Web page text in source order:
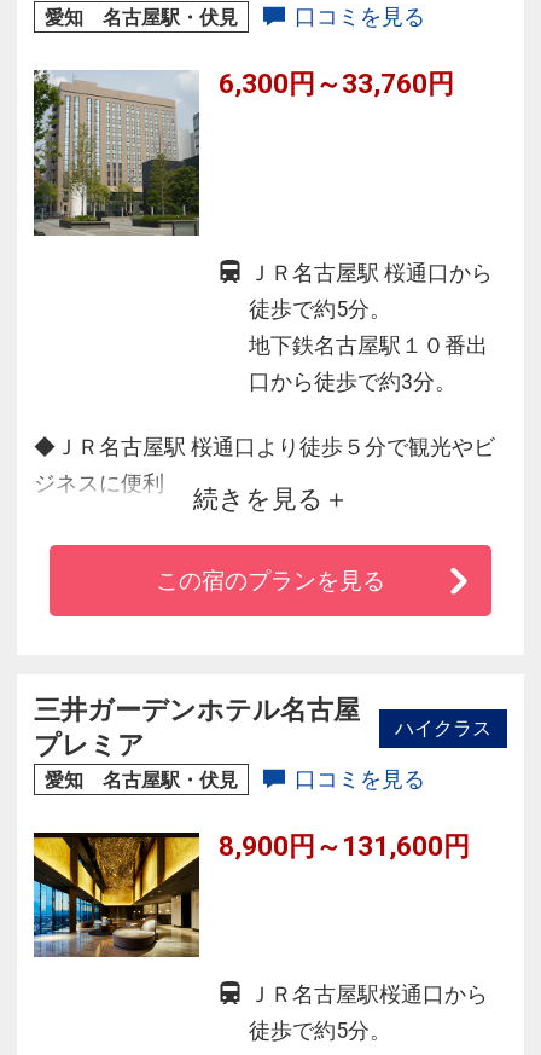
愛知 名古屋駅・伏見 口コミを見る
6,300円～33,760円
ＪＲ名古屋駅 桜通口から
徒歩で約5分。
地下鉄名古屋駅１０番出
口から徒歩で約3分。
◆ＪＲ名古屋駅 桜通口より徒歩５分で観光やビ
ジネスに便利
◆館内は吹き抜けロビーから自然の光を取り入
れ明るい雰囲気
◆客室は白い壁とシックな木目調スタイルで落
ついて
・ホテルスタッフは全員マスク着用の上、接客
いたします。
続きを見る
この宿のプランを見る
三井ガーデンホテル名古屋
プレミア
ハイクラス
愛知 名古屋駅・伏見 口コミを見る
8,900円～131,600円
ＪＲ名古屋駅桜通口から
徒歩で約5分。